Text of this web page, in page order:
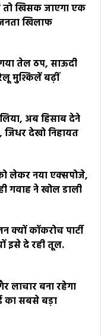
खिसक जाएगा एक
खिलाफ
तेल ठप, साऊदी
मुश्किलें बढ़ीं
अब हिसाब देने
देखो निहायत
लेकर नया एक्सपोजे,
गवाह ने खोल डाली
क्यों कॉकरोच पार्टी
इसे दे रही तूल.
लाचार बना रहेगा
का सबसे बड़ा